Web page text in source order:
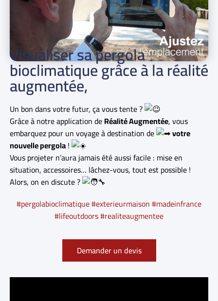
Visualiser sa pergola
bioclimatique grâce à la réalité
augmentée,
Un bon dans votre futur, ça vous tente ?
Grâce à notre application deRéalité Augmentée, vous
embarquez pour un voyage à destination de
votre
nouvelle pergola!
Vous projeter n’aura jamais été aussi facile : mise en
situation, accessoires… lâchez-vous, tout est possible !
Alors, on en discute ?
#pergolabioclimatique #exterieurmaison #madeinfrance
#lifeoutdoors #realiteaugmentee
Demander un devis